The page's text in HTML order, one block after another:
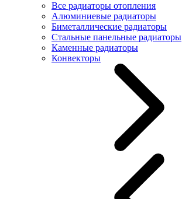
Все радиаторы отопления
Алюминиевые радиаторы
Биметаллические радиаторы
Стальные панельные радиаторы
Каменные радиаторы
Конвекторы